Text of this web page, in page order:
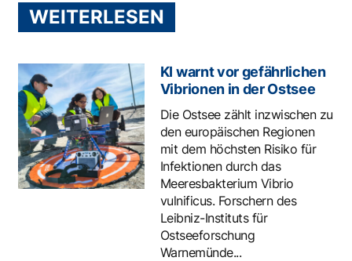
WEITERLESEN
KI warnt vor gefährlichen
Vibrionen in der Ostsee
Die Ostsee zählt inzwischen zu
den europäischen Regionen
mit dem höchsten Risiko für
Infektionen durch das
Meeresbakterium Vibrio
vulnificus. Forschern des
Leibniz-Instituts für
Ostseeforschung
Warnemünde...